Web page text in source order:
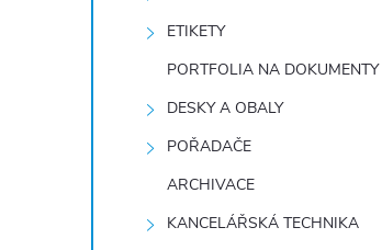
ETIKETY
PORTFOLIA NA DOKUMENTY
DESKY A OBALY
POŘADAČE
ARCHIVACE
KANCELÁŘSKÁ TECHNIKA